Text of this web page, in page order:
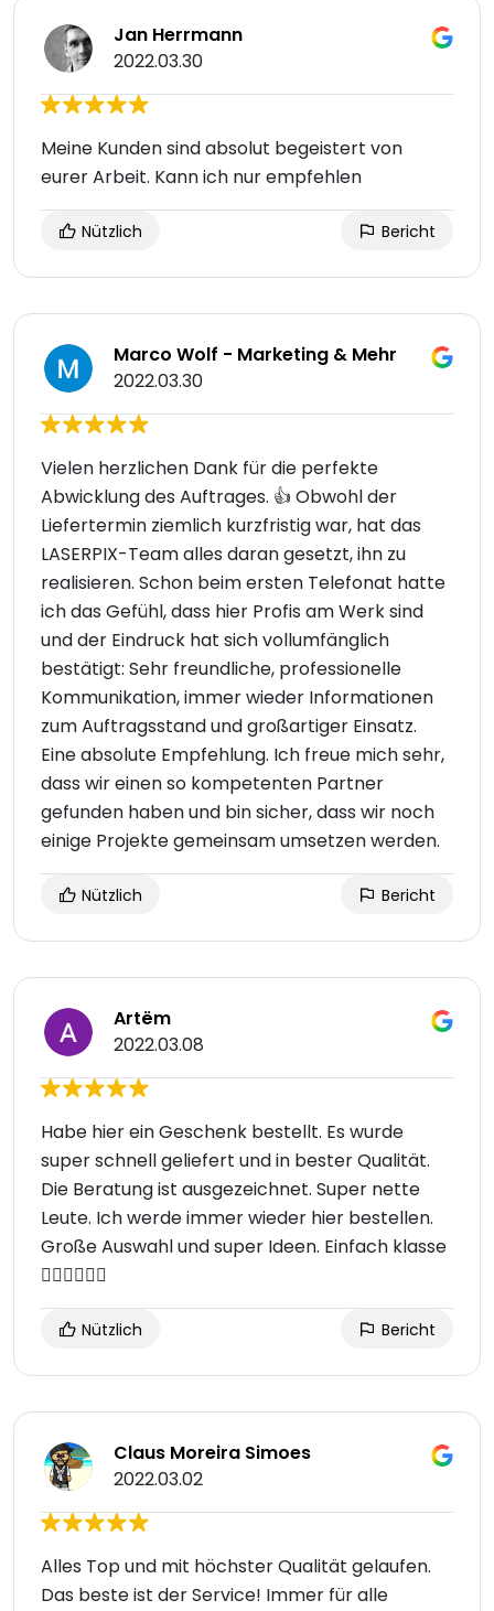
Jan Herrmann
2022.03.30
Meine Kunden sind absolut begeistert von
eurer Arbeit. Kann ich nur empfehlen
Nützlich Bericht
Marco Wolf - Marketing & Mehr
2022.03.30
Vielen herzlichen Dank für die perfekte
Abwicklung des Auftrages. 👍 Obwohl der
Liefertermin ziemlich kurzfristig war, hat das
LASERPIX-Team alles daran gesetzt, ihn zu
realisieren. Schon beim ersten Telefonat hatte
ich das Gefühl, dass hier Profis am Werk sind
und der Eindruck hat sich vollumfänglich
bestätigt: Sehr freundliche, professionelle
Kommunikation, immer wieder Informationen
zum Auftragsstand und großartiger Einsatz.
Eine absolute Empfehlung. Ich freue mich sehr,
dass wir einen so kompetenten Partner
gefunden haben und bin sicher, dass wir noch
einige Projekte gemeinsam umsetzen werden.
Nützlich Bericht
Artëm
2022.03.08
Habe hier ein Geschenk bestellt. Es wurde
super schnell geliefert und in bester Qualität.
Die Beratung ist ausgezeichnet. Super nette
Leute. Ich werde immer wieder hier bestellen.
Große Auswahl und super Ideen. Einfach klasse
👍🏼👍🏼👍🏼
Nützlich Bericht
Claus Moreira Simoes
2022.03.02
Alles Top und mit höchster Qualität gelaufen.
Das beste ist der Service! Immer für alle